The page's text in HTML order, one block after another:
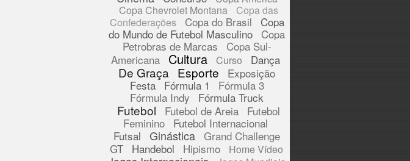
Copa Chevrolet Montana
Copa das
Confederações
Copa do Brasil Copa
do Mundo de Futebol Masculino Copa
Petrobras de Marcas
Copa Sul-
Americana
Cultura Curso Dança
De Graça Esporte
Exposição
Festa
Fórmula 1
Fórmula 3
Fórmula Indy
Fórmula Truck
Futebol Futebol de Areia
Futebol
Feminino
Futebol Internacional
Futsal Ginástica Grand Challenge
GT Handebol Hipismo Home Vídeo